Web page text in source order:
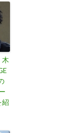
木
紹